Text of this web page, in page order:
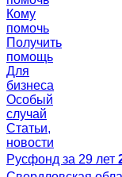
Кому
помочь
Получить
помощь
Для
бизнеса
Особый
случай
Статьи,
новости
Русфонд за 29 лет